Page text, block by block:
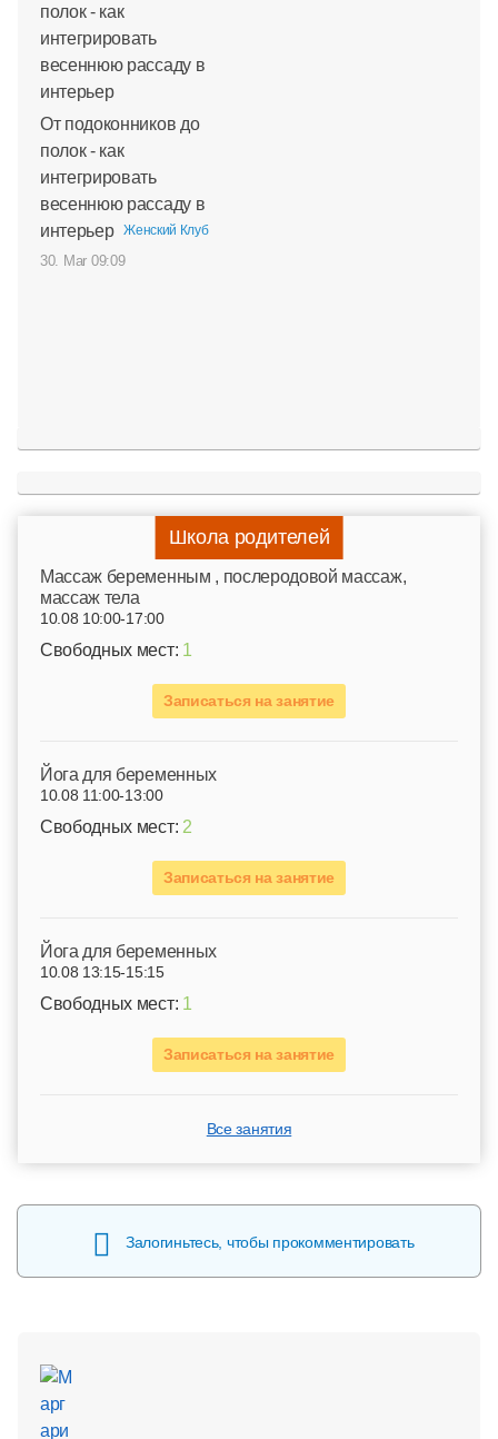
От подоконников до
полок - как
интегрировать
весеннюю рассаду в
интерьер
Женский Клуб
30. Mar 09:09
Школа родителей
Mассаж беременным , послеродовой массаж,
массаж тела
10.08 10:00-17:00
Свободных мест: 1
Записаться на занятие
Йога для беременных
10.08 11:00-13:00
Свободных мест: 2
Записаться на занятие
Йога для беременных
10.08 13:15-15:15
Свободных мест: 1
Записаться на занятие
Все занятия
Залогиньтесь, чтобы прокомментировать